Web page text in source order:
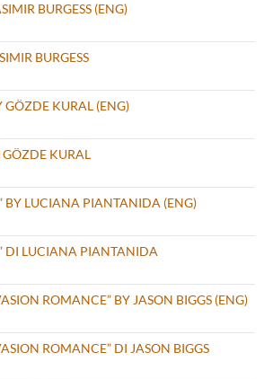
BURGESS (ENG)
BURGESS
GÖZDE KURAL (ENG)
KURAL
BY LUCIANA PIANTANIDA (ENG)
DI LUCIANA PIANTANIDA
ROMANCE” BY JASON BIGGS (ENG)
ROMANCE” DI JASON BIGGS